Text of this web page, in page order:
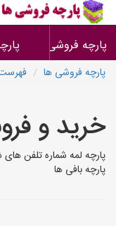
پارچه فروشی ها
پارچه فروشی ها
خرید و
پارچه لمه شماره تلفن
پارچه بافی ها